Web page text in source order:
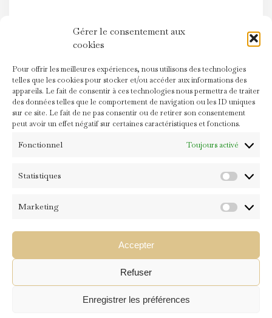
Gérer le consentement aux
cookies
Pour offrir les meilleures expériences, nous utilisons des technologies
telles que les cookies pour stocker et/ou accéder aux informations des
appareils. Le fait de consentir à ces technologies nous permettra de traiter
des données telles que le comportement de navigation ou les ID uniques
sur ce site. Le fait de ne pas consentir ou de retirer son consentement
peut avoir un effet négatif sur certaines caractéristiques et fonctions.
Fonctionnel Toujours activé
Statistiques
Marketing
Accepter
Refuser
Enregistrer les préférences
Leave Comment
<b>Comment</b>
*
Prévenez-moi de tous les nouveaux articles par e-mail.